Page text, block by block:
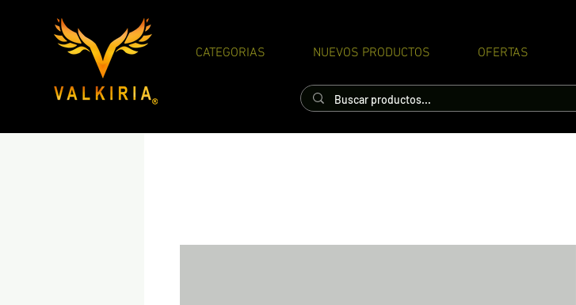
CATEGORIAS NUEVOS PRODUCTOS OFERTAS